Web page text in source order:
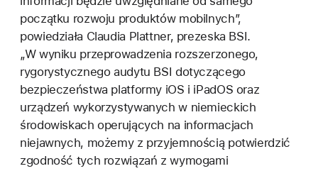
początku rozwoju produktów mobilnych”,
powiedziała Claudia Plattner, prezeska BSI.
„W wyniku przeprowadzenia rozszerzonego,
rygorystycznego audytu BSI dotyczącego
bezpieczeństwa platformy iOS i iPadOS oraz
urządzeń wykorzystywanych w niemieckich
środowiskach operujących na informacjach
niejawnych, możemy z przyjemnością potwierdzić
zgodność tych rozwiązań z wymogami